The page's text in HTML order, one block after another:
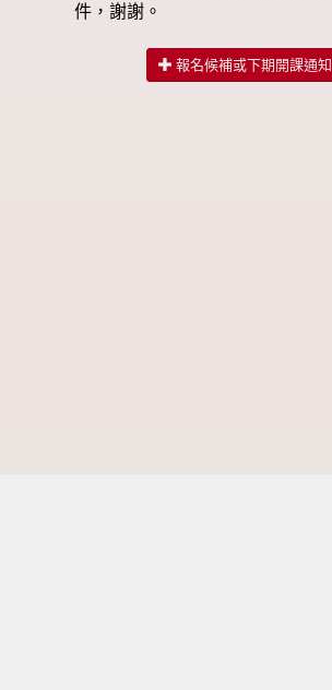
件，謝謝。
報名候補或下期開課通知